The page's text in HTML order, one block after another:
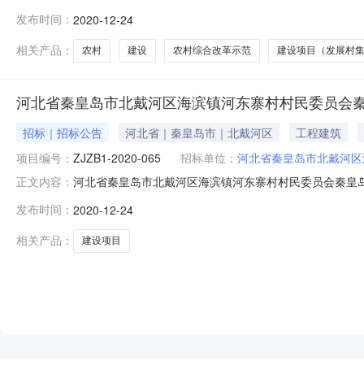
滨镇河东寨村村民委员会秦皇岛市2020年农村综合改革
发布时间： 2020-12-24
相关产品：
农村 建设 农村综合改革示范 建设项目（发展村
河北省秦皇岛市北戴河区海滨镇河东寨村村民委员
招标｜招标公告 河北省｜秦皇岛市｜北戴河区
工程建筑
项目编号： ZJZB1-2020-065 招标单位： 河北省秦皇岛市北戴河
正文内容： 河北省秦皇岛市北戴河区海滨镇河东寨村村民委员会秦
政区域北戴河区公告时间2020年12月24日17:07获取招
发布时间： 2020-12-24
相关产品：
建设项目